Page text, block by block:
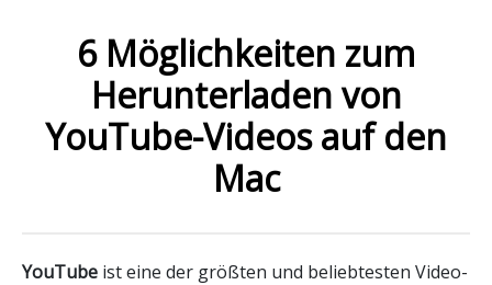
6 Möglichkeiten zum
Herunterladen von
YouTube-Videos auf den
Mac
YouTube ist eine der größten und beliebtesten Video-